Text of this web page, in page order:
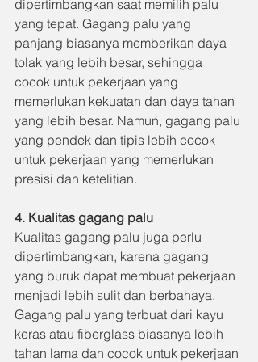
dipertimbangkan saat memilih palu
yang tepat. Gagang palu yang
panjang biasanya memberikan daya
tolak yang lebih besar, sehingga
cocok untuk pekerjaan yang
memerlukan kekuatan dan daya tahan
yang lebih besar. Namun, gagang palu
yang pendek dan tipis lebih cocok
untuk pekerjaan yang memerlukan
presisi dan ketelitian.
4. Kualitas gagang palu
Kualitas gagang palu juga perlu
dipertimbangkan, karena gagang
yang buruk dapat membuat pekerjaan
menjadi lebih sulit dan berbahaya.
Gagang palu yang terbuat dari kayu
keras atau fiberglass biasanya lebih
tahan lama dan cocok untuk pekerjaan